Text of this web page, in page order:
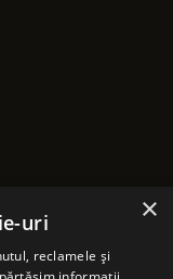
×
uri
reclamele și